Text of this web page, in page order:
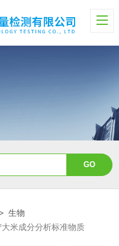
生物
米成分分析标准物质